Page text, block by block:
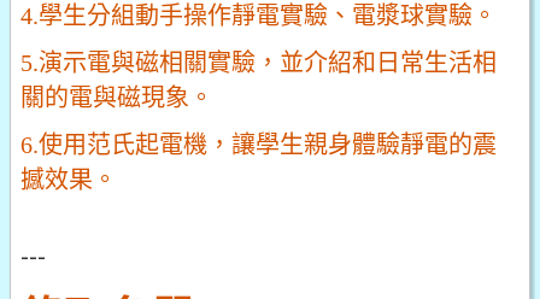
4.學生分組動手操作靜電實驗、電漿球實驗。
5.演示電與磁相關實驗，並介紹和日常生活相
關的電與磁現象。
6.使用范氏起電機，讓學生親身體驗靜電的震
撼效果。
---